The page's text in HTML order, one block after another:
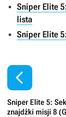
Sniper Elite
lista
Sniper Elite

Sniper Elite 5:
znajdźki misji 8